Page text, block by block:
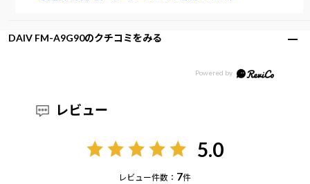
DAIV FM-A9G90のクチコミをみる
レビュー
5.0
レビュー件数： 7件